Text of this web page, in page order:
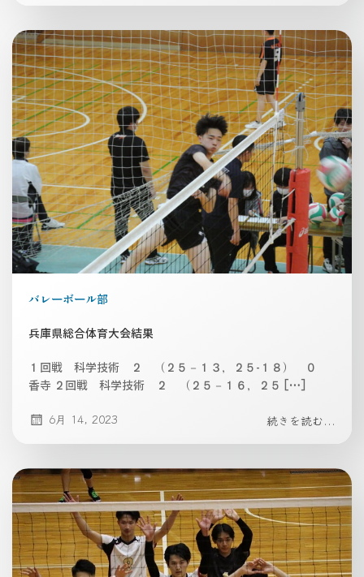
バレーボール部
兵庫県総合体育大会結果
１回戦 科学技術 ２ （２５－１３，２５-１８） ０
香寺 ２回戦 科学技術 ２ （２５－１６，２５ […]
6月 14, 2023 続きを読む...